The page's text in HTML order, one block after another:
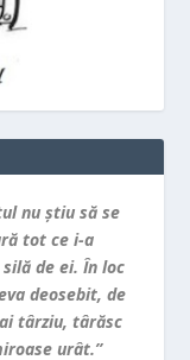
nu ştiu să se
tot ce i-a
de ei. În loc
deosebit, de
târziu, târăsc
urât.”